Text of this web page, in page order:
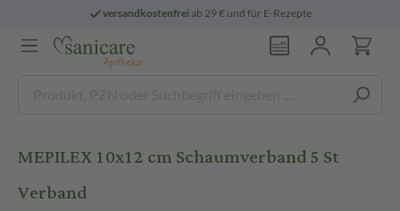
versandkostenfreiab 29 € und für E-Rezepte
MEPILEX 10x12 cm Schaumverband 5 St
Verband